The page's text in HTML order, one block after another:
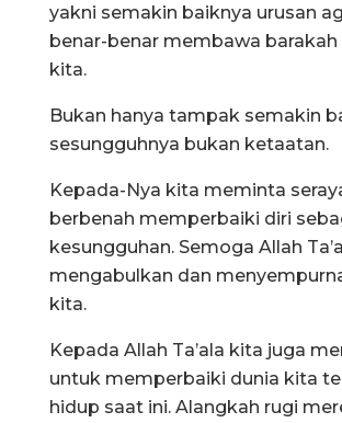
yakni semakin baiknya urusan
benar-benar membawa barakah
kita.
Bukan hanya tampak semakin
sesungguhnya bukan ketaatan.
Kepada-Nya kita meminta
berbenah memperbaiki diri
kesungguhan. Semoga Allah
mengabulkan dan
kita.
Kepada Allah Ta’ala kita juga
untuk memperbaiki dunia kita
hidup saat ini. Alangkah rugi